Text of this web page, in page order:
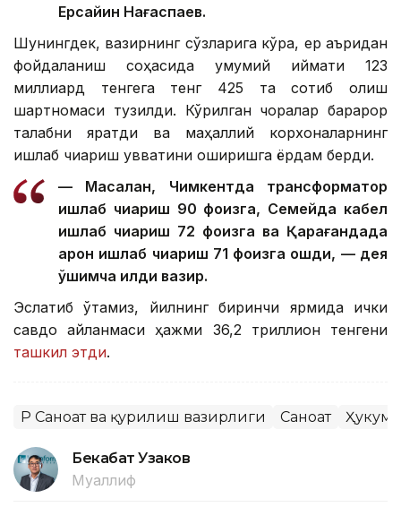
Ерсайин Нағаспаев.
Шунингдек, вазирнинг сўзларига кўра, ер қаъридан
фойдаланиш соҳасида умумий қиймати 123
миллиард тенгега тенг 425 та сотиб олиш
шартномаси тузилди. Кўрилган чоралар барқарор
талабни яратди ва маҳаллий корхоналарнинг
ишлаб чиқариш қувватини оширишга ёрдам берди.
— Масалан, Чимкентда трансформатор
ишлаб чиқариш 90 фоизга, Семейда кабел
ишлаб чиқариш 72 фоизга ва Қарағандада
арқон ишлаб чиқариш 71 фоизга ошди, — дея
қўшимча қилди вазир.
Эслатиб ўтамиз, йилнинг биринчи ярмида ички
савдо айланмаси ҳажми 36,2 триллион тенгени
ташкил этди.
ҚР Саноат ва қурилиш вазирлиги Саноат
Бекабат Узаков
Муаллиф